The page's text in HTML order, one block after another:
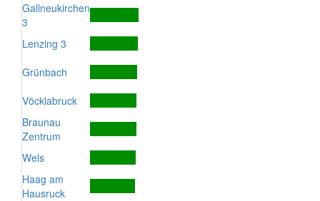
Gallneukirchen
3
Lenzing 3
Grünbach
Vöcklabruck
Braunau
Zentrum
Wels
Haag am
Hausruck